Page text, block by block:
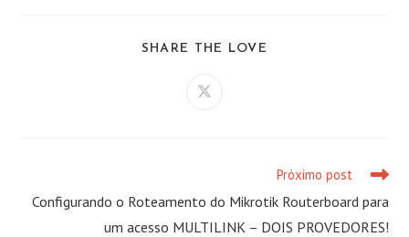
SHARE THE LOVE
Abre
artigos
Próximo post
Configurando o Roteamento do Mikrotik Routerboard para
um acesso MULTILINK – DOIS PROVEDORES!